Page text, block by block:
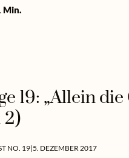
Min.
19: „Allein
2)
NO. 19|5. DEZEMBER 2017